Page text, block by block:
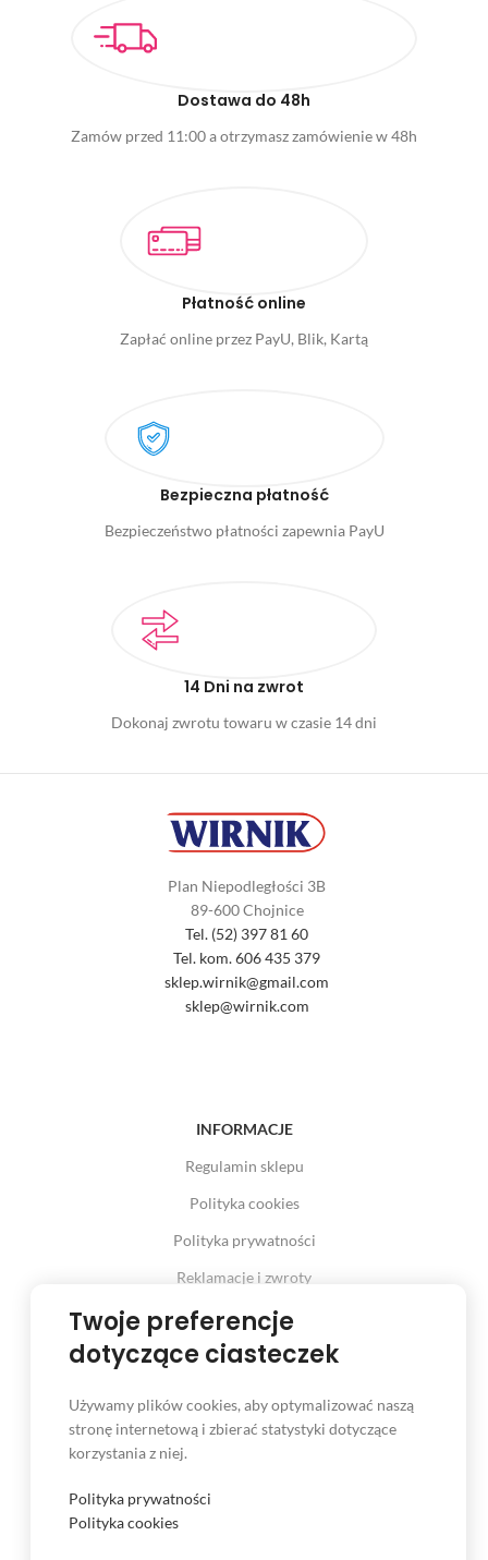
Dostawa do 48h
Zamów przed 11:00 a otrzymasz zamówienie w 48h
Płatność online
Zapłać online przez PayU, Blik, Kartą
Bezpieczna płatność
Bezpieczeństwo płatności zapewnia PayU
14 Dni na zwrot
Dokonaj zwrotu towaru w czasie 14 dni
Plan Niepodległości 3B
89-600 Chojnice
Tel. (52) 397 81 60
Tel. kom. 606 435 379
sklep.wirnik@gmail.com
sklep@wirnik.com
INFORMACJE
Regulamin sklepu
Polityka cookies
Polityka prywatności
Reklamacje i zwroty
Prawo odstąpienia od umowy
INFORMACJE
Czas i koszt dostawy
Twoje preferencje
dotyczące ciasteczek
Używamy plików cookies, aby optymalizować naszą
stronę internetową i zbierać statystyki dotyczące
korzystania z niej.
Polityka prywatności
Polityka cookies